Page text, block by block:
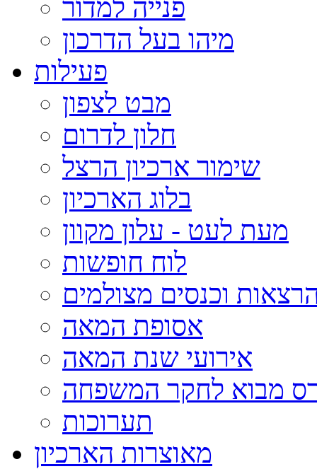
פנייה למדור
מיהו בעל הדרכון
פעילות
מבט לצפון
חלון לדרום
שימור ארכיון הרצל
בלוג הארכיון
מעת לעט - עלון מקוון
לוח חופשות
וכנסים מצולמים
אסופת המאה
אירועי שנת המאה
מבוא לחקר המשפחה
תערוכות
מאוצרות הארכיון